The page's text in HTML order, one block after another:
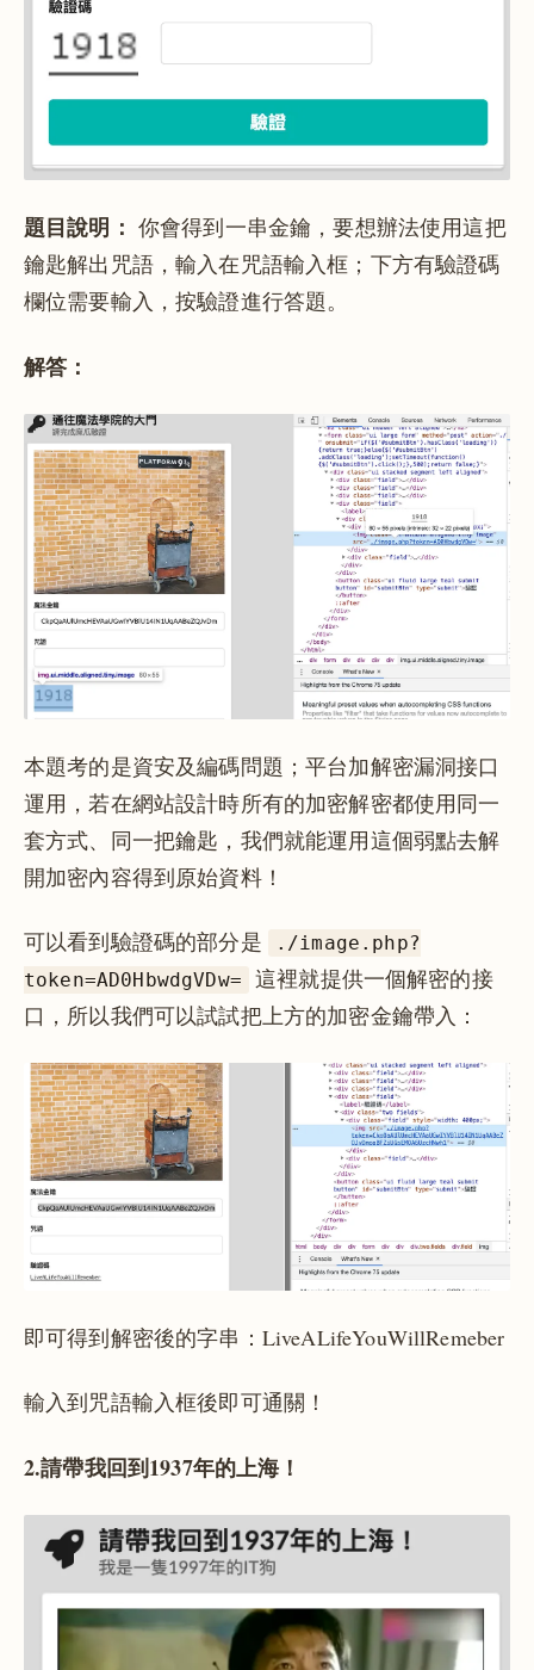
題目說明： 你會得到一串金鑰，要想辦法使用這把
鑰匙解出咒語，輸入在咒語輸入框；下方有驗證碼
欄位需要輸入，按驗證進行答題。
解答：
本題考的是資安及編碼問題；平台加解密漏洞接口
運用，若在網站設計時所有的加密解密都使用同一
套方式、同一把鑰匙，我們就能運用這個弱點去解
開加密內容得到原始資料！
可以看到驗證碼的部分是
./image.php?
token=AD0HbwdgVDw=
這裡就提供一個解密的接
口，所以我們可以試試把上方的加密金鑰帶入：
即可得到解密後的字串：LiveALifeYouWillRemeber
輸入到咒語輸入框後即可通關！
2.請帶我回到1937年的上海！